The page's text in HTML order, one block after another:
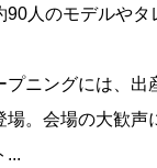
90人のモデルやタ
ニングには、出
場。会場の大歓声
...